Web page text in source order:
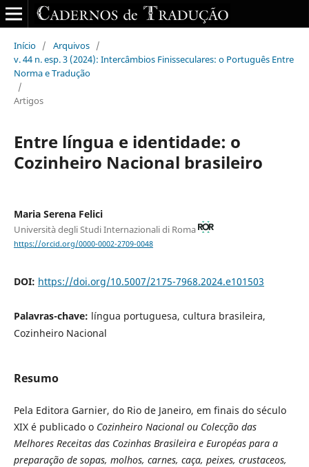
Início / Arquivos /
v. 44 n. esp. 3 (2024): Intercâmbios Finisseculares: o Português Entre
Norma e Tradução
/
Artigos
Entre língua e identidade: o
Cozinheiro Nacional brasileiro
Maria Serena Felici
Università degli Studi Internazionali di Roma
https://orcid.org/0000-0002-2709-0048
DOI: https://doi.org/10.5007/2175-7968.2024.e101503
Palavras-chave: língua portuguesa, cultura brasileira,
Cozinheiro Nacional
Resumo
Pela Editora Garnier, do Rio de Janeiro, em finais do século
XIX é publicado oCozinheiro Nacional ou Colecção das
Melhores Receitas das Cozinhas Brasileira e Européas para a
preparação de sopas, molhos, carnes, caça, peixes, crustaceos,